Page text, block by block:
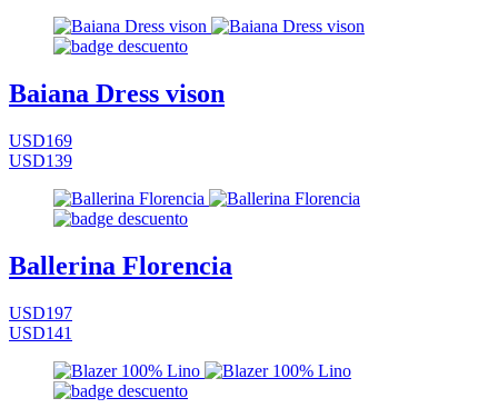
Baiana Dress vison
USD169
USD139
Ballerina Florencia
USD197
USD141